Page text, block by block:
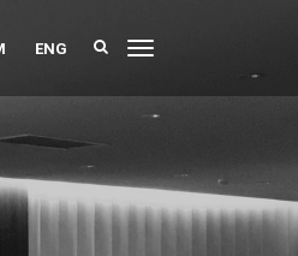
ENG